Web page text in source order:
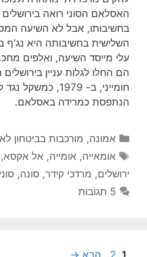
האסלאם הסוני רואה
בחשיבותו, אבל לא השיעה
השלישית בחשיבותה היא נג'ף
עלי מייסד השיעה, ואלפים
הם החלו לגלות עניין
חומייני, ב- 1979,
הנתפסת כמרידה באסלאם.
קטגוריות
אמונה, מורכבות בביטחון
תגיות
אומאייה, אומייה, אל אקסא,
ירושלים, מרדכי קידר, סונה,
5 תגובות
עמודעמוד